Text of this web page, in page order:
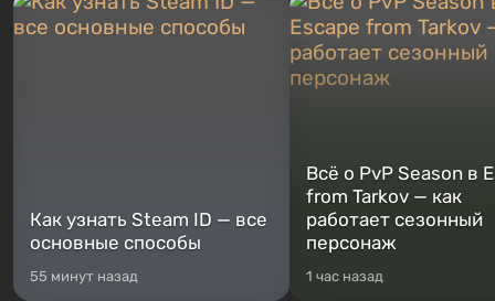
Как узнать Steam ID — все
основные способы
55 минут назад
Всё о PvP Season в
from Tarkov — как
работает сезонный
персонаж
1 час назад